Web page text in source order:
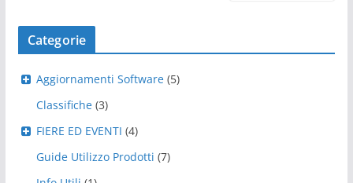
Categorie
Aggiornamenti Software (5)
Classifiche (3)
FIERE ED EVENTI (4)
Guide Utilizzo Prodotti (7)